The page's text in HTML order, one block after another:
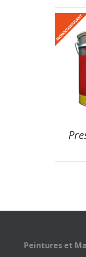
Peintures et